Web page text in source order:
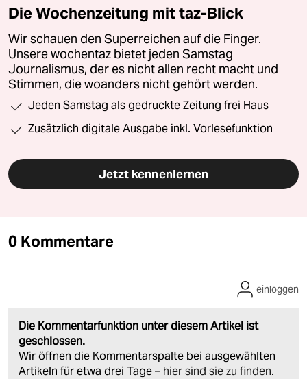
Die Wochenzeitung mit taz-Blick
Wir schauen den Superreichen auf die Finger.
Unsere wochentaz bietet jeden Samstag
Journalismus, der es nicht allen recht macht und
Stimmen, die woanders nicht gehört werden.
Jeden Samstag als gedruckte Zeitung frei Haus
Zusätzlich digitale Ausgabe inkl. Vorlesefunktion
Jetzt kennenlernen
0 Kommentare
Die Kommentarfunktion unter diesem Artikel ist
geschlossen.
Wir öffnen die Kommentarspalte bei ausgewählten
Artikeln für etwa drei Tage – hier sind sie zu finden.
einloggen